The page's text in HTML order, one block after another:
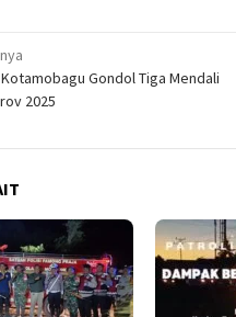
Gondol Tiga Mendali
2025